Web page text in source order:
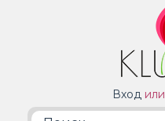
Вход или